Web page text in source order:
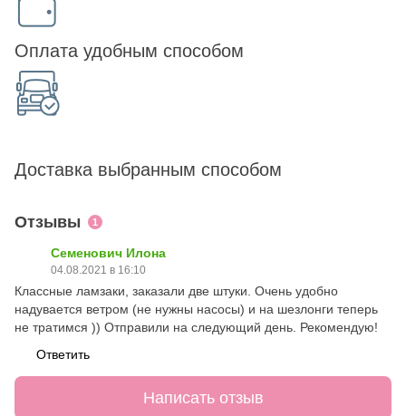
Оплата удобным способом
Доставка выбранным способом
Отзывы 1
Семенович Илона
04.08.2021 в 16:10
Классные ламзаки, заказали две штуки. Очень удобно
надувается ветром (не нужны насосы) и на шезлонги теперь
не тратимся )) Отправили на следующий день. Рекомендую!
Ответить
Написать отзыв